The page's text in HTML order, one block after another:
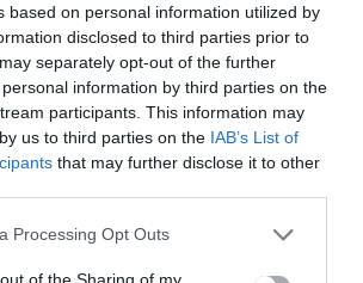
based on personal information utilized by
disclosed to third parties prior to
separately opt-out of the further
information by third parties on the
participants. This information may
us to third parties on the IAB’s List of
that may further disclose it to other
Processing Opt Outs
of the Sharing of my
,HÍRLISTA
a Véradók Világnapja